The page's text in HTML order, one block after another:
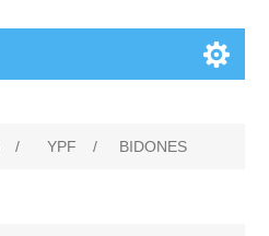
/ YPF / BIDONES